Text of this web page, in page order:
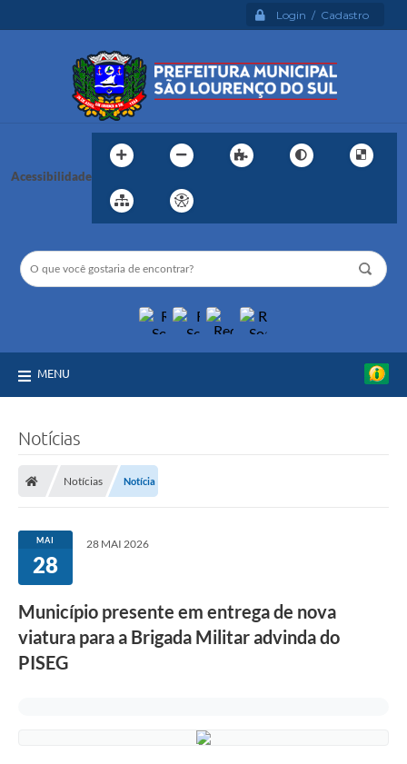
Login / Cadastro
Acessibilidade
MENU
Notícias
Notícias Notícia
MAI
28
28 MAI 2026
Município presente em entrega de nova
viatura para a Brigada Militar advinda do
PISEG